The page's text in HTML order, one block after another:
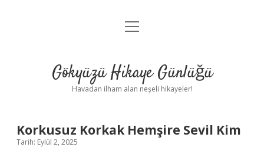
Anasayfa
Yasal Uyarı
menüyü
Gökyüzü Hikaye Günlüğü
Havadan ilham alan neşeli hikayeler!
Korkusuz Korkak Hemşire Sevil Kim
Tarih: Eylül 2, 2025